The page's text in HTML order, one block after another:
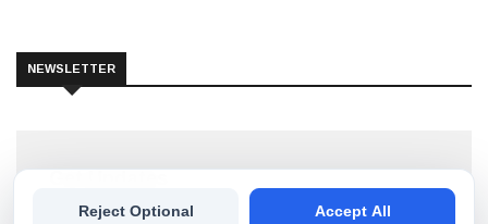
NEWSLETTER
Subscribe our newsletter to get the best stories into
Reject Optional Accept All